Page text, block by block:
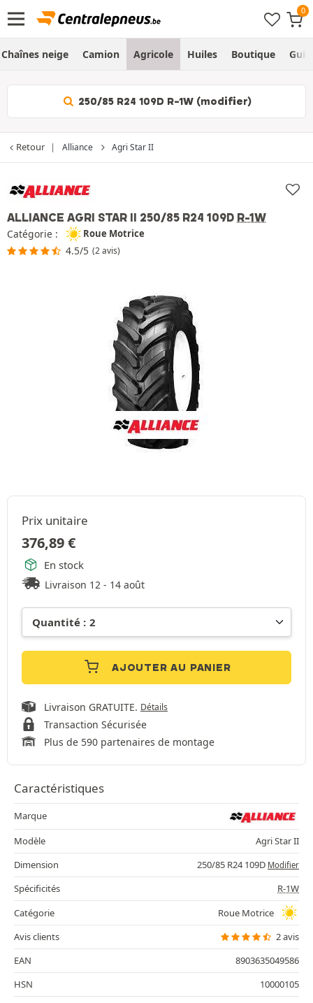
Chaînes neige Camion Agricole Huiles Boutique
250/85 R24 109D R-1W (modifier)
Retour Alliance Agri Star II
ALLIANCE AGRI STAR II 250/85 R24 109D R-1W
Catégorie : Roue Motrice
4.5/5 (2 avis)
Prix unitaire
376,89€
En stock
Livraison 12 - 14 août
AJOUTER AU PANIER
Livraison GRATUITE. Détails
Transaction Sécurisée
Plus de 590 partenaires de montage
Caractéristiques
Marque
Modèle
Agri Star II
Dimension
250/85 R24 109D Modifier
Spécificités
R-1W
Catégorie
Roue Motrice
Avis clients
2 avis
EAN
8903635049586
HSN
10000105